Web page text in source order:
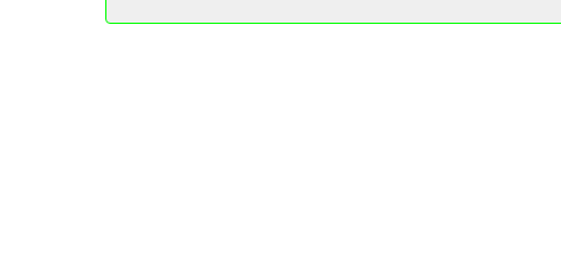
jest dostępny dla wszystkich” – możemy